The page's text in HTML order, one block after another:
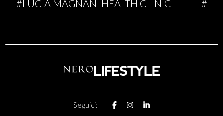
#LUCIA MAGNANI HEALTH CLINIC
#
Seguici: